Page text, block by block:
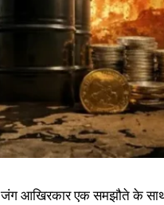
आखिरकार एक समझौते के साथ